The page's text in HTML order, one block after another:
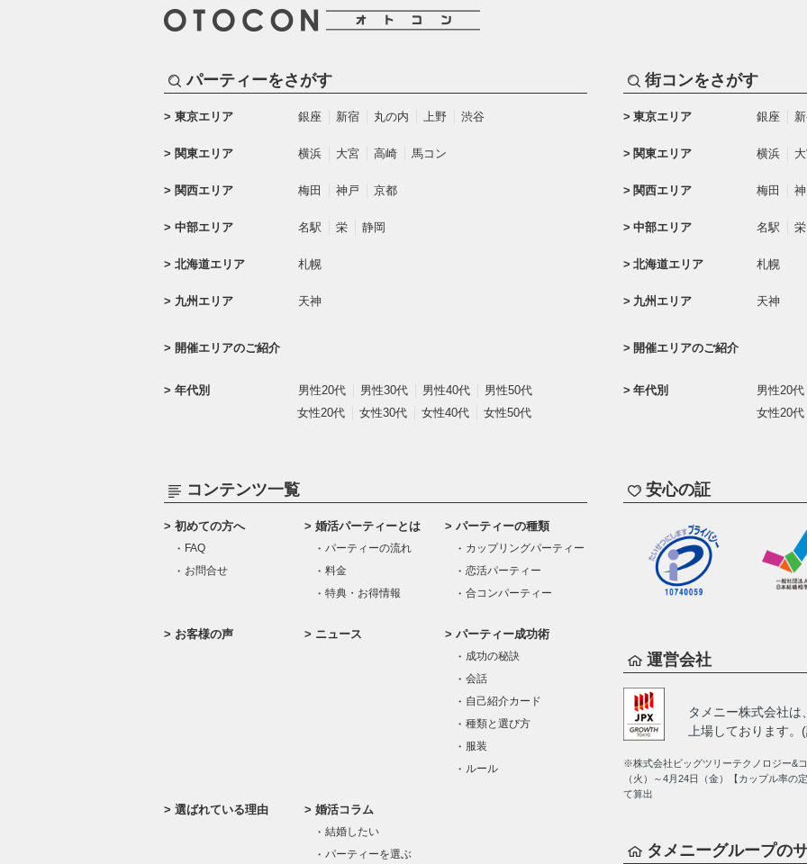
パーティーをさがす
東京エリア 銀座 新宿 丸の内 上野 渋谷
関東エリア 横浜 大宮 高崎 馬コン
関西エリア 梅田 神戸 京都
中部エリア 名駅 栄 静岡
北海道エリア 札幌
九州エリア 天神
開催エリアのご紹介
年代別 男性20代 男性30代 男性40代
男性50代
女性20代
女性30代 女性40代 女性50代
街コンをさがす
東京エリア 銀座
関東エリア 横浜
関西エリア 梅田
中部エリア 名駅 栄
北海道エリア 札幌
九州エリア 天神
開催エリアのご紹介
年代別
男性20代
女性20代
コンテンツ一覧
初めての方へ
FAQ
お問合せ
婚活パーティーとは
パーティーの流れ
料金
特典・お得情報
パーティーの種類
カップリングパーティー
恋活パーティー
合コンパーティー
お客様の声 ニュース パーティー成功術
成功の秘訣
会話
自己紹介カード
種類と選び方
服装
ルール
選ばれている理由 婚活コラム
結婚したい
パーティーを選ぶ
安心の証
運営会社
タメニー株式会社は
上場しております
※株式会社ビッグツリーテクノロジー&
（火）～4月24日（金）【カップル率の
て算出
タメニーグループの